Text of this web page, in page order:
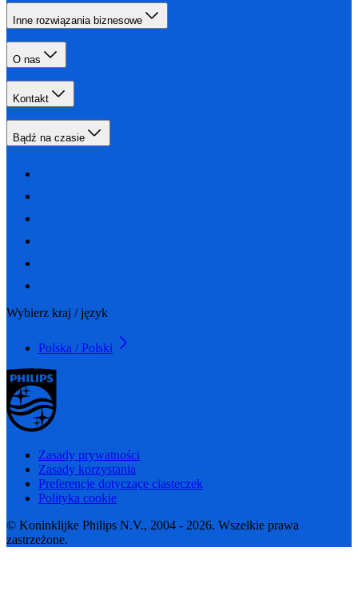
Inne rozwiązania biznesowe
O nas
Kontakt
Bądź na czasie
Wybierz kraj / język
Polska / Polski
Zasady prywatności
Zasady korzystania
Preferencje dotyczące ciasteczek
Polityka cookie
© Koninklijke Philips N.V., 2004 - 2026. Wszelkie prawa
zastrzeżone.